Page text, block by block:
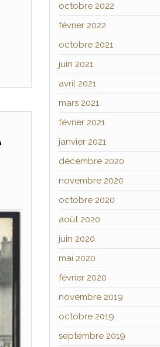
octobre 2022
février 2022
octobre 2021
juin 2021
avril 2021
mars 2021
février 2021
janvier 2021
décembre 2020
novembre 2020
octobre 2020
août 2020
juin 2020
mai 2020
février 2020
novembre 2019
octobre 2019
septembre 2019